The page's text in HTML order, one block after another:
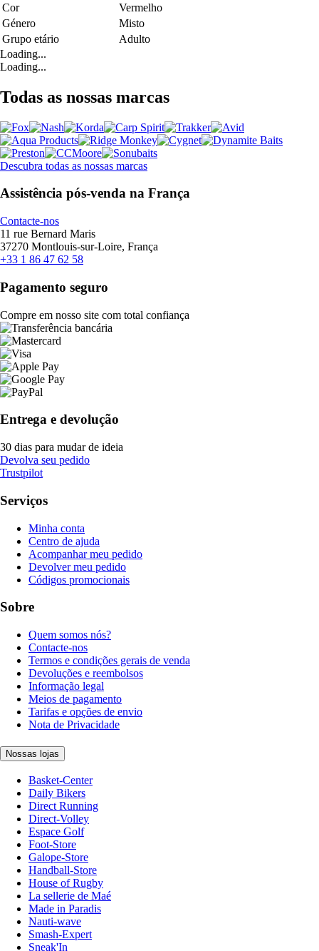
Cor
Vermelho
Género
Misto
Grupo etário
Adulto
Loading...
Loading...
Todas as nossas marcas
Descubra todas as nossas marcas
Assistência pós-venda na França
Contacte-nos
11 rue Bernard Maris
37270 Montlouis-sur-Loire, França
+33 1 86 47 62 58
Pagamento seguro
Compre em nosso site com total confiança
Entrega e devolução
30 dias para mudar de ideia
Devolva seu pedido
Trustpilot
Serviços
Minha conta
Centro de ajuda
Acompanhar meu pedido
Devolver meu pedido
Códigos promocionais
Sobre
Quem somos nós?
Contacte-nos
Termos e condições gerais de venda
Devoluções e reembolsos
Informação legal
Meios de pagamento
Tarifas e opções de envio
Nota de Privacidade
Nossas lojas
Basket-Center
Daily Bikers
Direct Running
Direct-Volley
Espace Golf
Foot-Store
Galope-Store
Handball-Store
House of Rugby
La sellerie de Maé
Made in Paradis
Nauti-wave
Smash-Expert
Sneak'In